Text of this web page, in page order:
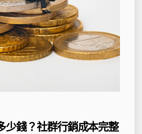
少錢？社群行銷成本完整